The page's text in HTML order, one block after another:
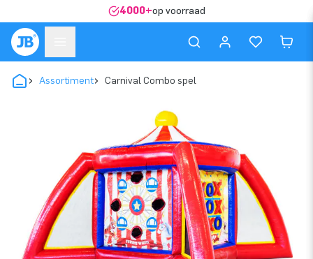
4000+op voorraad
Assortiment Carnival Combo spel